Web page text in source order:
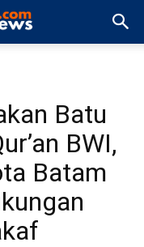
Batu
BWI,
Batam